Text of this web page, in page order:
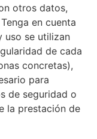
otros datos,
en cuenta
uso se utilizan
de cada
concretas),
para
de seguridad o
la prestación de